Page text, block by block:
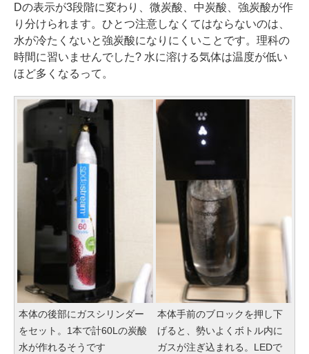
Dの表示が3段階に変わり、微炭酸、中炭酸、強炭酸が作
り分けられます。ひとつ注意しなくてはならないのは、
水が冷たくないと強炭酸になりにくいことです。理科の
時間に習いませんでした? 水に溶ける気体は温度が低い
ほど多くなるって。
本体の後部にガスシリンダー
をセット。1本で計60Lの炭酸
水が作れるそうです
本体手前のブロックを押し下
げると、勢いよくボトル内に
ガスが注ぎ込まれる。LEDで